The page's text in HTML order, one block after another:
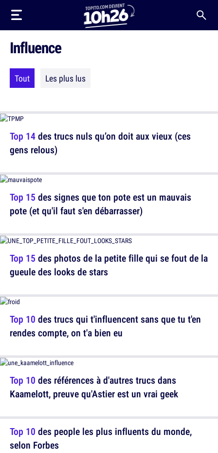
Influence
Tout Les plus lus
Top 14des trucs nuls qu’on doit aux vieux (ces
gens relous)
Top 15 des signes que ton pote est un mauvais
pote (et qu'il faut s'en débarrasser)
Top 10 des trucs qui t'influencent sans que tu t'en
rendes compte, on t'a bien eu
Top 10 des people les plus influents du monde,
selon Forbes
Top 15 des photos de la petite fille qui se fout de la
gueule des looks de stars
Top 10 des références à d'autres trucs dans
Kaamelott, preuve qu'Astier est un vrai geek